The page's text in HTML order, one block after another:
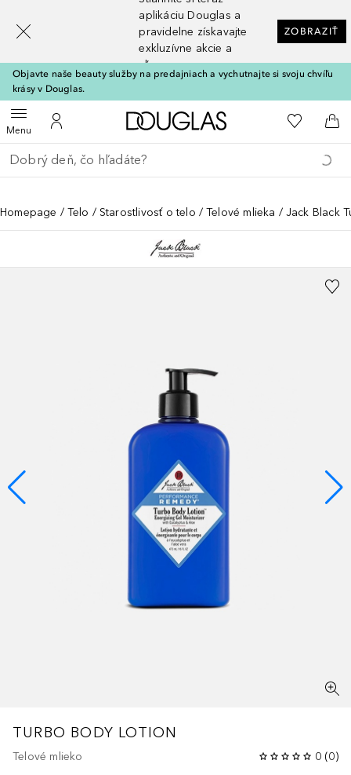
aplikáciu Douglas a
pravidelne získavajte
exkluzívne akcie a
zľavy
ZOBRAZIŤ
Objavte naše beauty služby na predajniach a vychutnajte si svoju chvíľu
krásy v Douglas.
MenuOtvoriť menuDo môjho účtu
Domov Do môjho
Do
Choď späť
Vykonajte vyhľadávanie
Homepage Telo Starostlivosť o telo Telové mlieka Jack Black
TURBO BODY LOTION
Telové mlieko 0 (0)
[navigation.slideout.screenreader]